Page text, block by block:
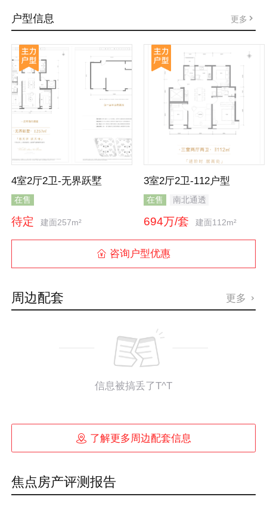
户型信息 更多
4室2厅2卫-无界跃墅
在售
待定 建面257m²
3室2厅2卫-112户型
在售 南北通透
694万/套 建面112m²
 咨询户型优惠
周边配套 更多 
信息被搞丢了T^T
 了解更多周边配套信息
焦点房产评测报告